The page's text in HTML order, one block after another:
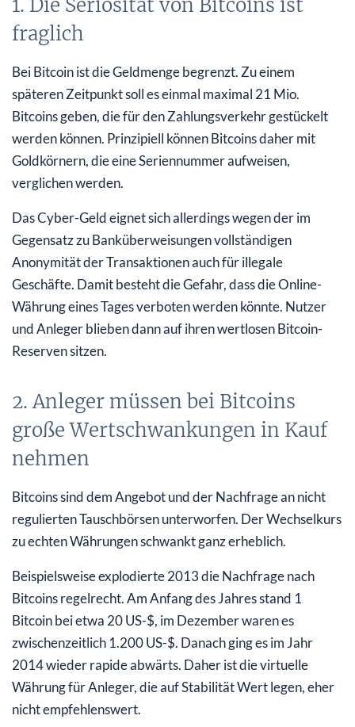
1. Die Seriosität von Bitcoins ist
fraglich
Bei Bitcoin ist die Geldmenge begrenzt. Zu einem
späteren Zeitpunkt soll es einmal maximal 21 Mio.
Bitcoins geben, die für den Zahlungsverkehr gestückelt
werden können. Prinzipiell können Bitcoins daher mit
Goldkörnern, die eine Seriennummer aufweisen,
verglichen werden.
Das Cyber-Geld eignet sich allerdings wegen der im
Gegensatz zu Banküberweisungen vollständigen
Anonymität der Transaktionen auch für illegale
Geschäfte. Damit besteht die Gefahr, dass die Online-
Währung eines Tages verboten werden könnte. Nutzer
und Anleger blieben dann auf ihren wertlosen Bitcoin-
Reserven sitzen.
2. Anleger müssen bei Bitcoins
große Wertschwankungen in Kauf
nehmen
Bitcoins sind dem Angebot und der Nachfrage an nicht
regulierten Tauschbörsen unterworfen. Der Wechselkurs
zu echten Währungen schwankt ganz erheblich.
Beispielsweise explodierte 2013 die Nachfrage nach
Bitcoins regelrecht. Am Anfang des Jahres stand 1
Bitcoin bei etwa 20 US-$, im Dezember waren es
zwischenzeitlich 1.200 US-$. Danach ging es im Jahr
2014 wieder rapide abwärts. Daher ist die virtuelle
Währung für Anleger, die auf Stabilität Wert legen, eher
nicht empfehlenswert.